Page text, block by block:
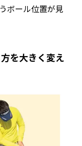
ボール位置が見
を大きく変え